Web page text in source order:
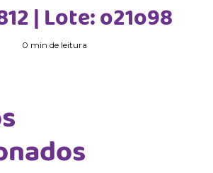
| Lote: o21o98
0 min de leitura